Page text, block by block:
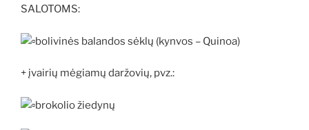
SALOTOMS:
bolivinės balandos sėklų (kynvos – Quinoa)
+ įvairių mėgiamų daržovių, pvz.:
brokolio žiedynų